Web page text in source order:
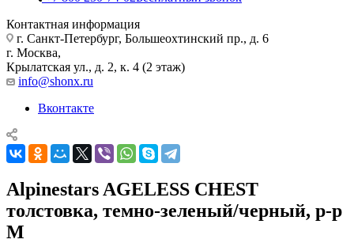
Контактная информация
г. Санкт-Петербург, Большеохтинский пр., д. 6
г. Москва,
Крылатская ул., д. 2, к. 4 (2 этаж)
info@shonx.ru
Вконтакте
Alpinestars AGELESS CHEST
толстовка, темно-зеленый/черный, р-р
M